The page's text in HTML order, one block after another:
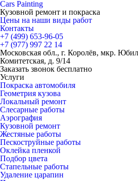
Cars Painting
Кузовной ремонт и покраска
Цены на наши виды работ
Контакты
+7 (499) 653-96-05
+7 (977) 997 22 14
Московская обл., г. Королёв, мкр.
Комитетская, д. 9/14
Заказать звонок бесплатно
Услуги
Покраска автомобиля
Геометрия кузова
Локальный ремонт
Слесарные работы
Аэрография
Кузовной ремонт
Жестяные работы
Пескоструйные работы
Оклейка пленкой
Подбор цвета
Стапельные работы
Удаление царапин